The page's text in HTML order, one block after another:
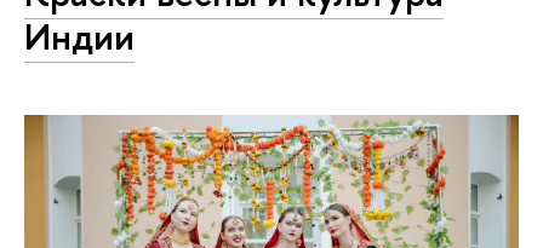
Индии